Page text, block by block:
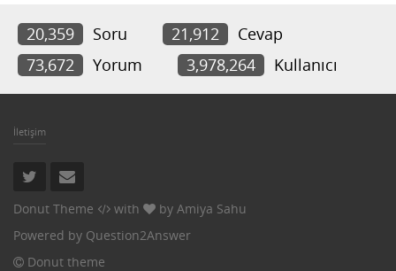
20,359 Soru 21,912
Cevap
73,672
Yorum 3,978,264 Kullanıcı
İletişim
Donut Theme with by Amiya Sahu
Powered by Question2Answer
Donut theme